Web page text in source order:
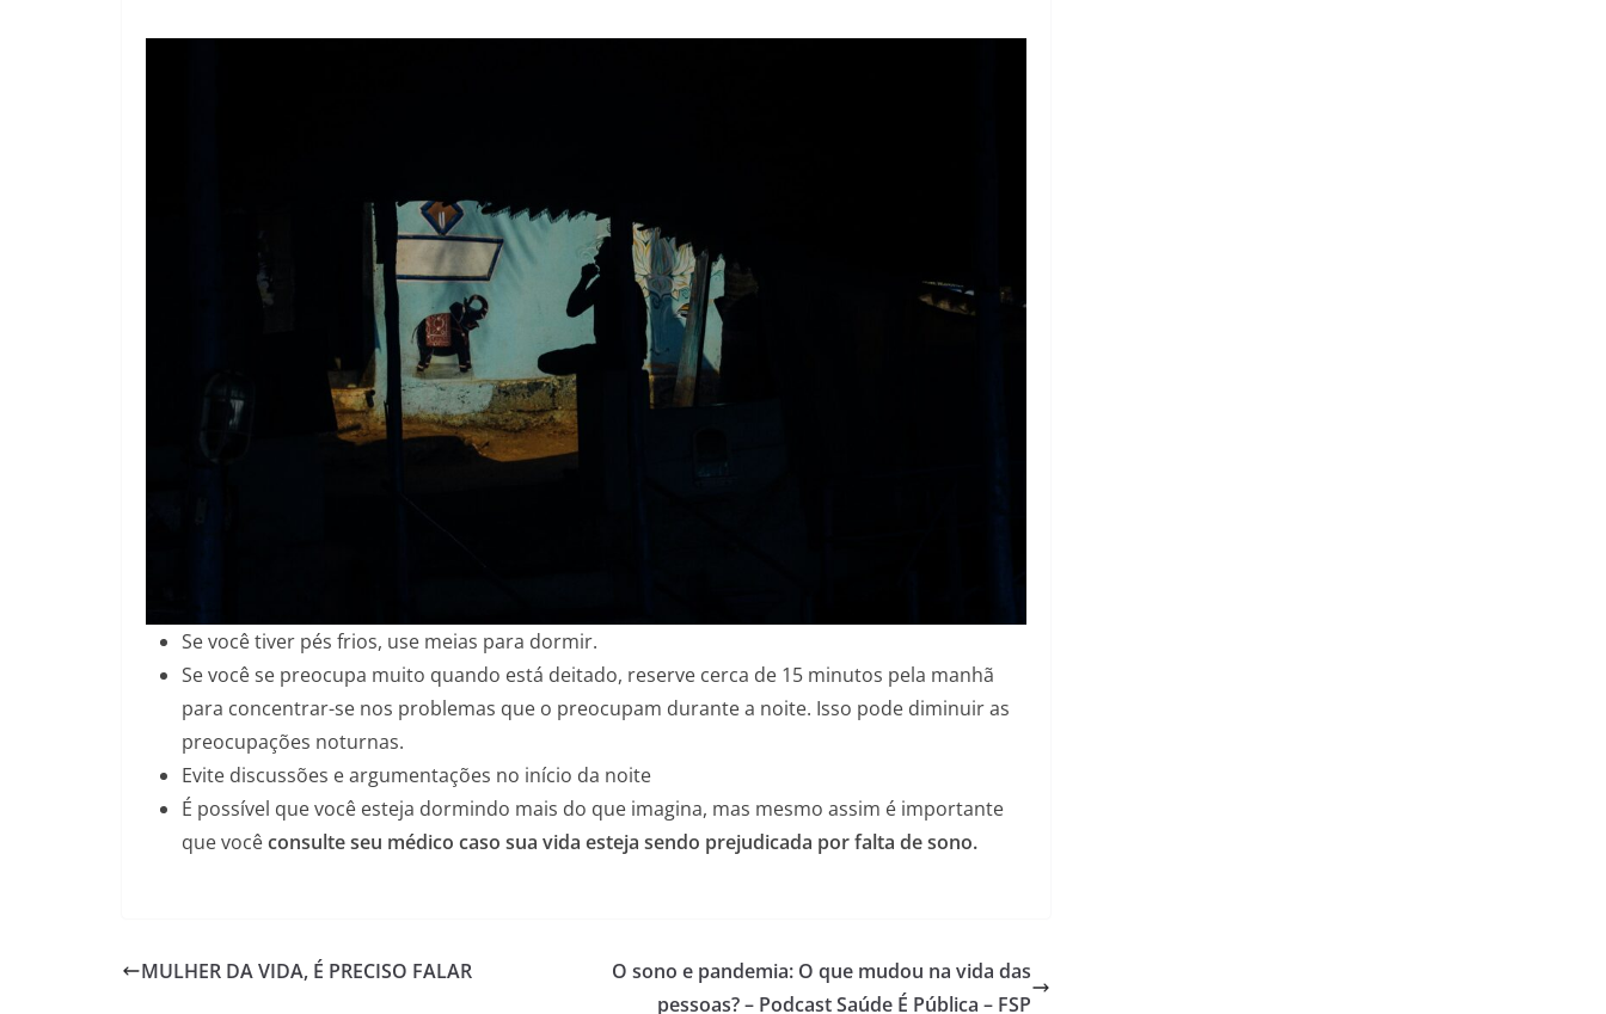
Se você tiver pés frios, use meias para dormir.
Se você se preocupa muito quando está deitado, reserve cerca de 15 minutos pela manhã
para concentrar-se nos problemas que o preocupam durante a noite. Isso pode diminuir as
preocupações noturnas.
Evite discussões e argumentações no início da noite
É possível que você esteja dormindo mais do que imagina, mas mesmo assim é importante
que vocêconsulte seu médico caso sua vida esteja sendo prejudicada por falta de sono.
MULHER DA VIDA, É PRECISO FALAR
O sono e pandemia: O que mudou na vida das
pessoas? – Podcast Saúde É Pública – FSP